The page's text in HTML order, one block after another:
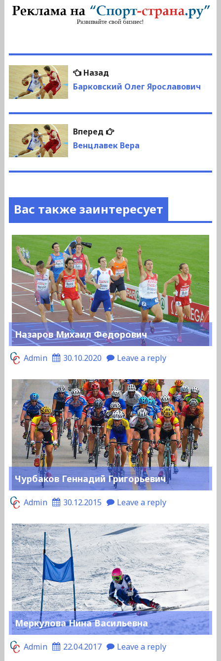
Навигация
по
записям
НазадПредыдущая
запись:
Барковский Олег Ярославович
Вперед
Следующая
запись:
Венцлавек Вера
Вас также заинтересует
Назаров Михаил Федорович
Admin 30.10.2020 Leave a reply
Чурбаков Геннадий Григорьевич
Admin 30.12.2015 Leave a reply
Меркулова Нина Васильевна
Admin 22.04.2017 Leave a reply